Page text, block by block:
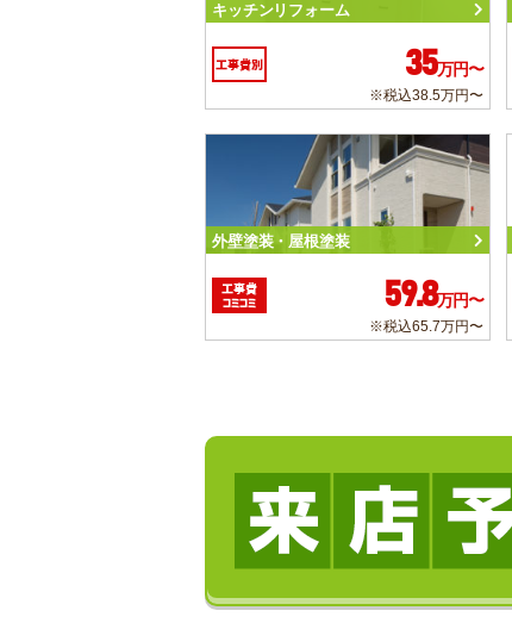
キッチンリフォーム
工事費別 35万円〜
※税込38.5万円〜
外壁塗装・屋根塗装
工事費
コミコミ
59.8万円〜
※税込65.7万円〜